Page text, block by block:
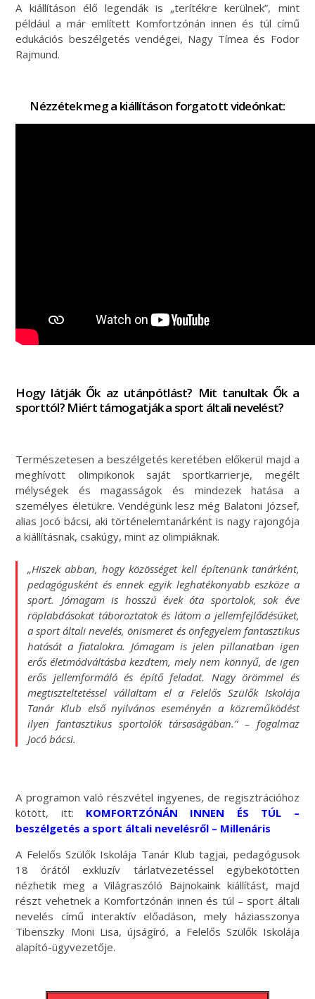
A kiállításon élő legendák is „terítékre kerülnek”, mint
például a már említett Komfortzónán innen és túl című
edukációs beszélgetés vendégei, Nagy Tímea és Fodor
Rajmund.
Nézzétek meg a kiállításon forgatott videónkat:
Hogy látják Ők az utánpótlást? Mit tanultak Ők a
sporttól? Miért támogatják a sport általi nevelést?
Természetesen a beszélgetés keretében előkerül majd a
meghívott olimpikonok saját sportkarrierje, megélt
mélységek és magasságok és mindezek hatása a
személyes életükre. Vendégünk lesz még Balatoni József,
alias Jocó bácsi, aki történelemtanárként is nagy rajongója
a kiállításnak, csakúgy, mint az olimpiáknak.
„Hiszek abban, hogy közösséget kell építenünk tanárként,
pedagógusként és ennek egyik leghatékonyabb eszköze a
sport. Jómagam is hosszú évek óta sportolok, sok éve
röplabdásokat táboroztatok és látom a jellemfejlődésüket,
a sport általi nevelés, önismeret és önfegyelem fantasztikus
hatását a fiatalokra. Jómagam is jelen pillanatban igen
erős életmódváltásba kezdtem, mely nem könnyű, de igen
erős jellemformáló és építő feladat. Nagy örömmel és
megtiszteltetéssel vállaltam el a Felelős Szülők Iskolája
Tanár Klub első nyilvános eseményén a közreműködést
ilyen fantasztikus sportolók társaságában.” – fogalmaz
Jocó bácsi.
A programon való részvétel ingyenes, de regisztrációhoz
kötött, itt: KOMFORTZÓNÁN INNEN ÉS TÚL –
beszélgetés a sport általi nevelésről – Millenáris
A Felelős Szülők Iskolája Tanár Klub tagjai, pedagógusok
18 órától exkluzív tárlatvezetéssel egybekötötten
nézhetik meg a Világraszóló Bajnokaink kiállítást, majd
részt vehetnek a Komfortzónán innen és túl – sport általi
nevelés című interaktív előadáson, mely háziasszonya
Tibenszky Moni Lisa, újságíró, a Felelős Szülők Iskolája
alapító-ügyvezetője.